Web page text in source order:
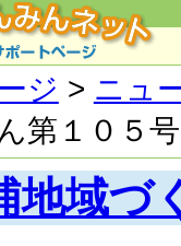
ジ > ニュ
第１０５
地域づ